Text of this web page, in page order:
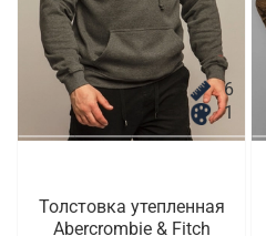
6
1
Толстовка утепленная
Abercrombie & Fitch